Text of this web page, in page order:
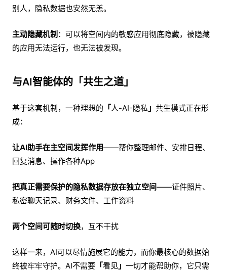
别人，隐私数据也安然无恙。
主动隐藏机制 ：可以将空间内的敏感应用彻底隐藏，被隐藏
的应用无法运行，也无法被发现。
与AI智能体的 「 共生之道」
基于这套机制，一种理想的 「人-AI-隐私 」 共生模式正在形
成：
让AI助手在主空间发挥作用——帮你整理邮件、安排日程、
回复消息、操作各种App
把真正需要保护的隐私数据存放在独立空间——证件照片、
私密聊天记录、财务文件、工作资料
两个空间可随时切换，互不干扰
这样一来，AI可以尽情施展它的能力，而你最核心的数据始
终被牢牢守护。AI不需要 「看见 」 一切才能帮助你，它只需